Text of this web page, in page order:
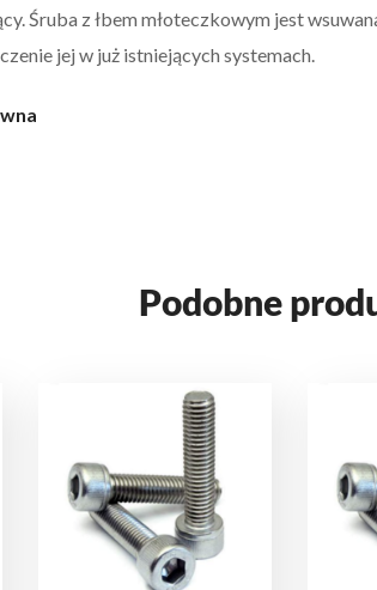
Śruba z łbem młoteczkowym jest
jej w już istniejących systemach.
Podobne